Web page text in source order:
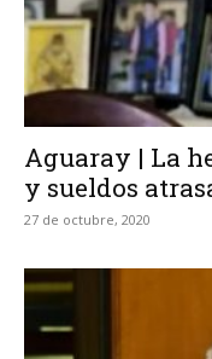
Aguaray | La
y sueldos
27 de octubre, 2020